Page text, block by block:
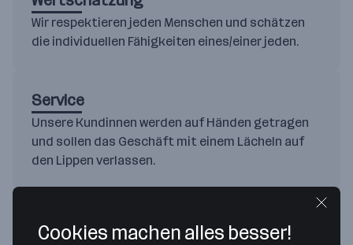
Wir respektieren jeden Menschen und schätzen
die individuellen Fähigkeiten eines/einer jeden.
Service
Unsere Kundinnen werden auf Händen getragen
und sollen das Geschäft mit einem Lächeln auf
den Lippen verlassen.
Cookies machen alles besser!